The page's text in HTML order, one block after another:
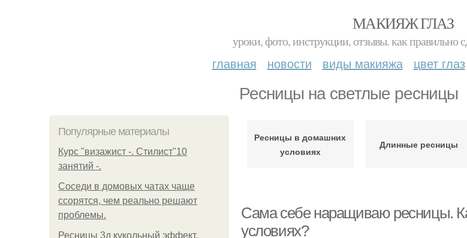
МАКИЯЖ ГЛАЗ
уроки, фото, инструкции, отзывы. как правильно
главная новости виды макияжа цвет глаз
Ресницы на светлые ресницы
Популярные материалы
Курс "визажист -. Стилист"10
занятий -.
Соседи в домовых чатах чаще
ссорятся, чем реально решают
проблемы.
Ресницы 3д кукольный эффект.
Ресницы в домашних
условиях
Длинные ресницы
Сама себе наращиваю ресницы.
условиях?